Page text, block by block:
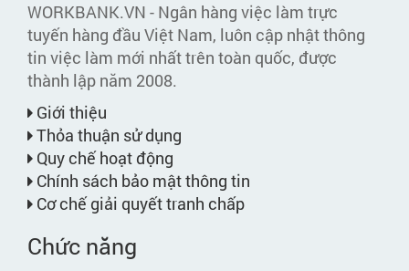
WORKBANK.VN - Ngân hàng việc làm trực
tuyến hàng đầu Việt Nam, luôn cập nhật thông
tin việc làm mới nhất trên toàn quốc, được
thành lập năm 2008.
Giới thiệu
Thỏa thuận sử dụng
Quy chế hoạt động
Chính sách bảo mật thông tin
Cơ chế giải quyết tranh chấp
Chức năng